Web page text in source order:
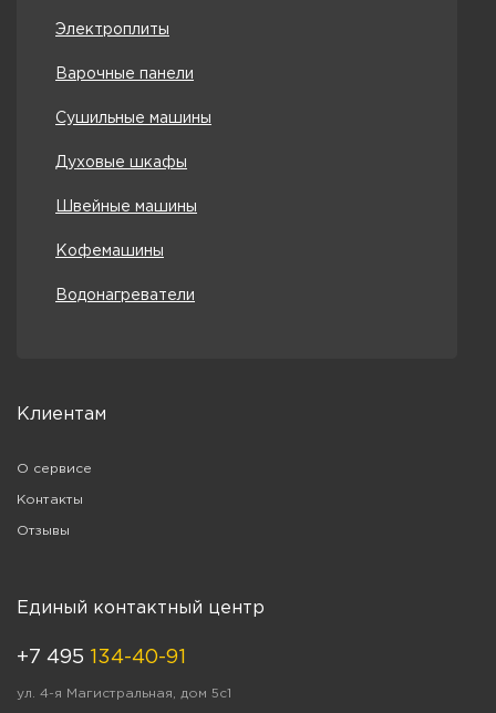
Электроплиты
Варочные панели
Сушильные машины
Духовые шкафы
Швейные машины
Кофемашины
Водонагреватели
Клиентам
О сервисе
Контакты
Отзывы
Единый контактный центр
+7 495 134-40-91
ул. 4-я Магистральная, дом 5с1